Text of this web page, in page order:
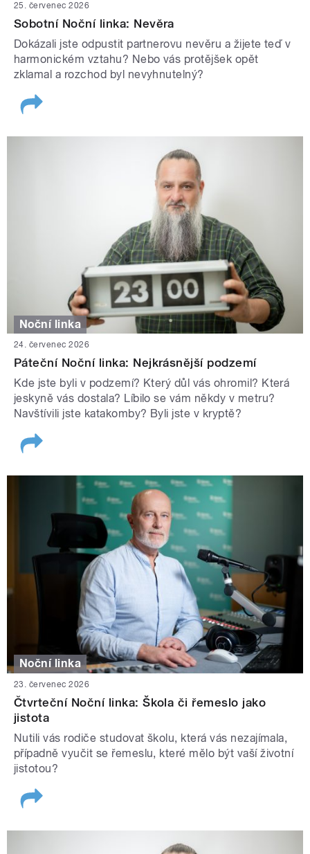
25. červenec 2026
Sobotní Noční linka: Nevěra
Dokázali jste odpustit partnerovu nevěru a žijete teď v
harmonickém vztahu? Nebo vás protějšek opět
zklamal a rozchod byl nevyhnutelný?
Noční linka
24. červenec 2026
Páteční Noční linka: Nejkrásnější podzemí
Kde jste byli v podzemí? Který důl vás ohromil? Která
jeskyně vás dostala? Líbilo se vám někdy v metru?
Navštívili jste katakomby? Byli jste v kryptě?
Noční linka
23. červenec 2026
Čtvrteční Noční linka: Škola či řemeslo jako
jistota
Nutili vás rodiče studovat školu, která vás nezajímala,
případně vyučit se řemeslu, které mělo být vaší životní
jistotou?